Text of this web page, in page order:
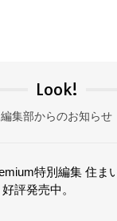
Look!
編集部からのお知らせ
特別編集 住ま
評発売中。